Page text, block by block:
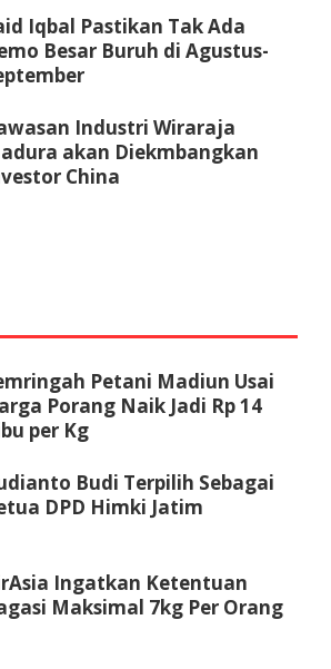
Iqbal Pastikan Tak Ada
Besar Buruh di Agustus-
Industri Wiraraja
akan Diekmbangkan
China
Petani Madiun Usai
Porang Naik Jadi Rp 14
per Kg
Budi Terpilih Sebagai
DPD Himki Jatim
Ingatkan Ketentuan
Maksimal 7kg Per Orang